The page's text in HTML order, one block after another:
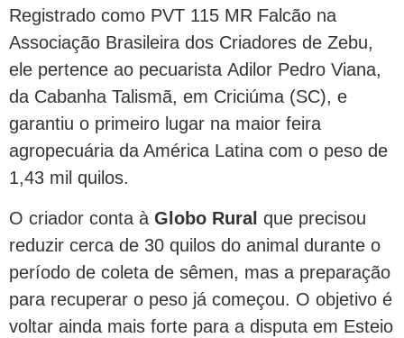
Registrado como PVT 115 MR Falcão na
Associação Brasileira dos Criadores de Zebu,
ele pertence ao pecuarista Adilor Pedro Viana,
da Cabanha Talismã, em Criciúma (SC), e
garantiu o primeiro lugar na maior feira
agropecuária da América Latina com o peso de
1,43 mil quilos.
O criador conta à Globo Rural que precisou
reduzir cerca de 30 quilos do animal durante o
período de coleta de sêmen, mas a preparação
para recuperar o peso já começou. O objetivo é
voltar ainda mais forte para a disputa em Esteio